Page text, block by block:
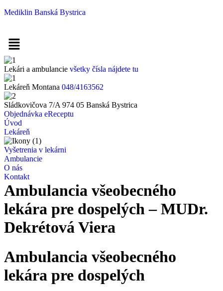
Mediklin Banská Bystrica
Menu
Lekári a ambulancie všetky čísla nájdete tu
Lekáreň Montana 048/4163562
Sládkovičova 7/A 974 05 Banská Bystrica
Objednávka eReceptu
Úvod
Lekáreň
Vyšetrenia v lekárni
Ambulancie
O nás
Kontakt
Ambulancia všeobecného
lekára pre dospelých – MUDr.
Dekrétová Viera
Ambulancia všeobecného
lekára pre dospelých